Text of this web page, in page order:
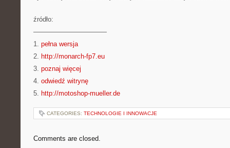
źródło:
———————————
1. pełna wersja
2. http://monarch-fp7.eu
3. poznaj więcej
4. odwiedź witrynę
5. http://motoshop-mueller.de
CATEGORIES: TECHNOLOGIE I INNOWACJE
Comments are closed.